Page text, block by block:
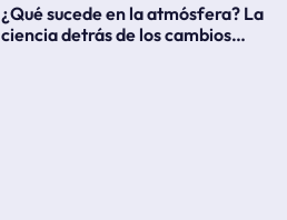
¿Qué sucede en la atmósfera? La
ciencia detrás de los cambios